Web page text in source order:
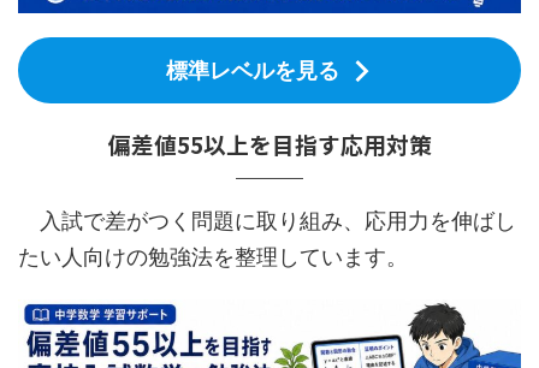
標準レベルを見る
偏差値55以上を目指す応用対策
入試で差がつく問題に取り組み、応用力を伸ばし
たい人向けの勉強法を整理しています。